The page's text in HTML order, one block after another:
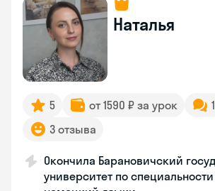
Наталья
5 от 1590 ₽ за урок
3 отзыва
Окончила Барановичский
университет по